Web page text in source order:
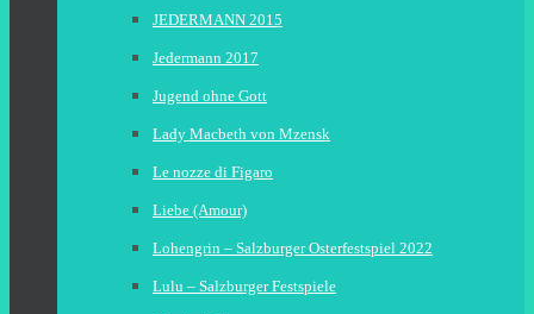
JEDERMANN 2015
Jedermann 2017
Jugend ohne Gott
Lady Macbeth von Mzensk
Le nozze di Figaro
Liebe (Amour)
Lohengrin – Salzburger Osterfestspiel 2022
Lulu – Salzburger Festspiele